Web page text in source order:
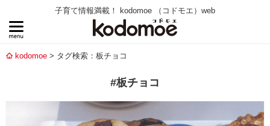
子育て情報満載！ kodomoe （コドモエ）web
kodomoe タグ検索：板チョコ
#板チョコ